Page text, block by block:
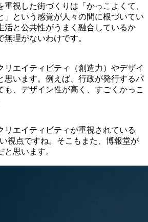
重視した街づくりは「かっこよくて、
」という感覚が人々の間に根づいてい
活と公共性がうまく融合しているか
理がないわけです。
リエイティビティ（創造力）やデザイ
思います。例えば、行政が発行するパ
も、デザイン性が高く、すごくかっこ
リエイティビティが重視されている
視点ですね。そこもまた、博報堂が
思います。